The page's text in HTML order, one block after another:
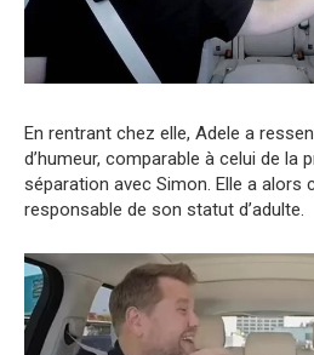
En rentrant chez elle, Adele a
d’humeur, comparable à celui de la
séparation avec Simon. Elle a alors
responsable de son statut d’adulte.